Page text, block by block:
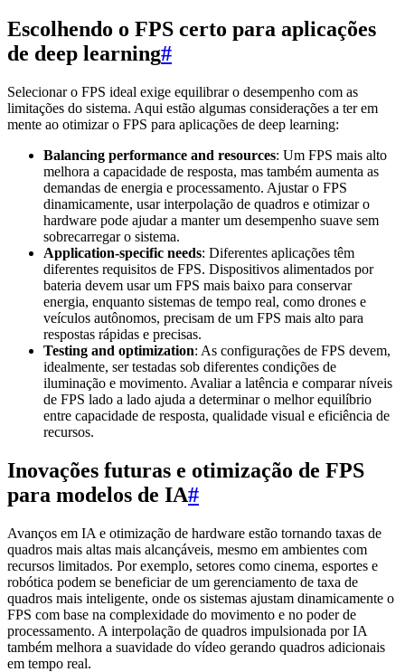
Escolhendo o FPS certo para aplicações
de deep learning#
Selecionar o FPS ideal exige equilibrar o desempenho com as
limitações do sistema. Aqui estão algumas considerações a ter em
mente ao otimizar o FPS para aplicações de deep learning:
Balancing performance and resources: Um FPS mais alto
melhora a capacidade de resposta, mas também aumenta as
demandas de energia e processamento. Ajustar o FPS
dinamicamente, usar interpolação de quadros e otimizar o
hardware pode ajudar a manter um desempenho suave sem
sobrecarregar o sistema.
Application-specific needs: Diferentes aplicações têm
diferentes requisitos de FPS. Dispositivos alimentados por
bateria devem usar um FPS mais baixo para conservar
energia, enquanto sistemas de tempo real, como drones e
veículos autônomos, precisam de um FPS mais alto para
respostas rápidas e precisas.
Testing and optimization: As configurações de FPS devem,
idealmente, ser testadas sob diferentes condições de
iluminação e movimento. Avaliar a latência e comparar níveis
de FPS lado a lado ajuda a determinar o melhor equilíbrio
entre capacidade de resposta, qualidade visual e eficiência de
recursos.
Inovações futuras e otimização de FPS
para modelos de IA#
Avanços em IA e otimização de hardware estão tornando taxas de
quadros mais altas mais alcançáveis, mesmo em ambientes com
recursos limitados. Por exemplo, setores como cinema, esportes e
robótica podem se beneficiar de um gerenciamento de taxa de
quadros mais inteligente, onde os sistemas ajustam dinamicamente o
FPS com base na complexidade do movimento e no poder de
processamento. A interpolação de quadros impulsionada por IA
também melhora a suavidade do vídeo gerando quadros adicionais
em tempo real.